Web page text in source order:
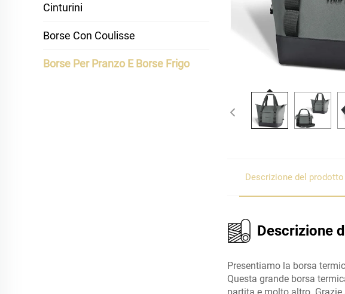
Cinturini
Borse Con Coulisse
Borse Per Pranzo E Borse Frigo
Descrizione del prodotto
Descrizione
Presentiamo la borsa
Questa grande borsa